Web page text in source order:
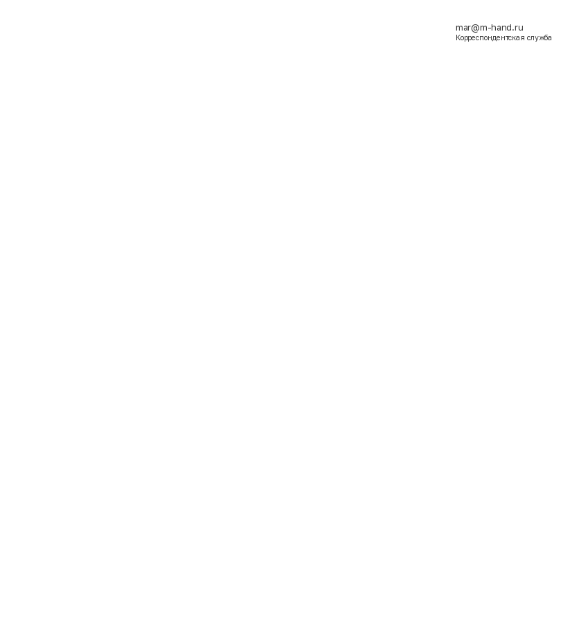
mar@m-hand.ru
Корреспондентская служба